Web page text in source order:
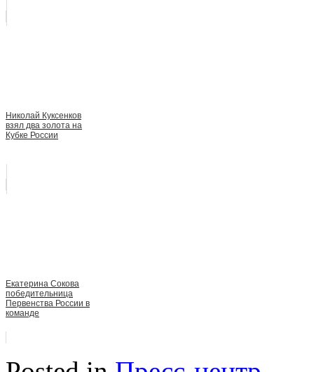
Николай Куксенков
взял два золота на
Кубке России
Екатерина Сокова
победительница
Первенства России в
команде